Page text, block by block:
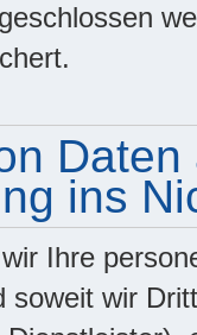
ins
Ihre
soweit wir